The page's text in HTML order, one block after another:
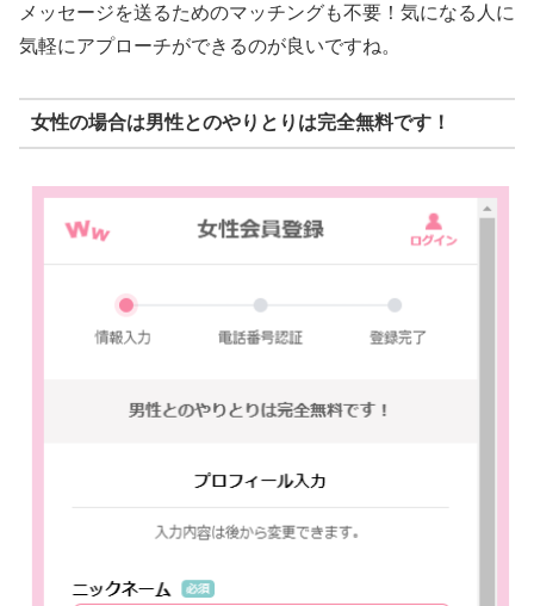
メッセージを送るためのマッチングも不要！気になる人に
気軽にアプローチができるのが良いですね。
女性の場合は男性とのやりとりは完全無料です！